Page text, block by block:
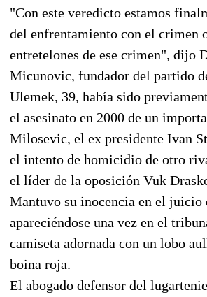
"Con este veredicto estamos
del enfrentamiento con el crimen
entretelones de ese crimen", dijo
Micunovic, fundador del partido
Ulemek, 39, había sido
el asesinato en 2000 de un
Milosevic, el ex presidente Ivan
el intento de homicidio de otro
el líder de la oposición Vuk
Mantuvo su inocencia en el
apareciéndose una vez en el
camiseta adornada con un lobo
boina roja.
El abogado defensor del